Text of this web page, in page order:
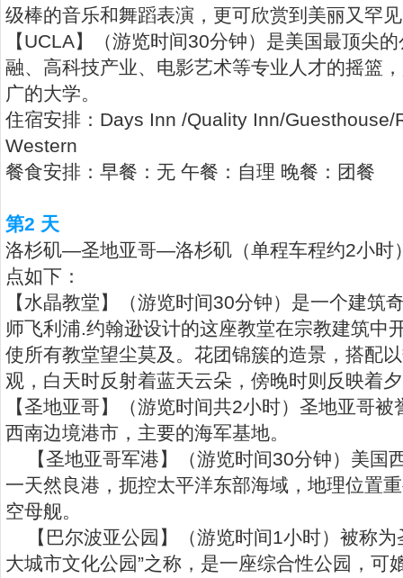
级棒的音乐和舞蹈表演，更可欣赏到美丽又罕
【UCLA】（游览时间30分钟）是美国最顶尖
融、高科技产业、电影艺术等专业人才的摇篮
广的大学。
住宿安排：Days Inn /Quality Inn/
Western
餐食安排：早餐：无 午餐：自理 晚餐：团餐
第2 天
洛杉矶—圣地亚哥—洛杉矶（单程车程约2小时
点如下：
【水晶教堂】（游览时间30分钟）是一个建筑
师飞利浦.约翰逊设计的这座教堂在宗教建筑中
使所有教堂望尘莫及。花团锦簇的造景，搭配
观，白天时反射着蓝天云朵，傍晚时则反映着
【圣地亚哥】（游览时间共2小时）圣地亚哥被
西南边境港市，主要的海军基地。
【圣地亚哥军港】（游览时间30分钟）美国
一天然良港，扼控太平洋东部海域，地理位置
空母舰。
【巴尔波亚公园】（游览时间1小时）被称为
大城市文化公园”之称，是一座综合性公园，可